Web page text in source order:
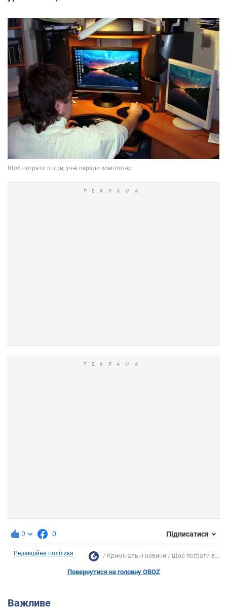
0 0 Підписатися
Редакційна політика Кримінальні новини Щоб пограти в...
Повернутися на головну OBOZ
Важливе